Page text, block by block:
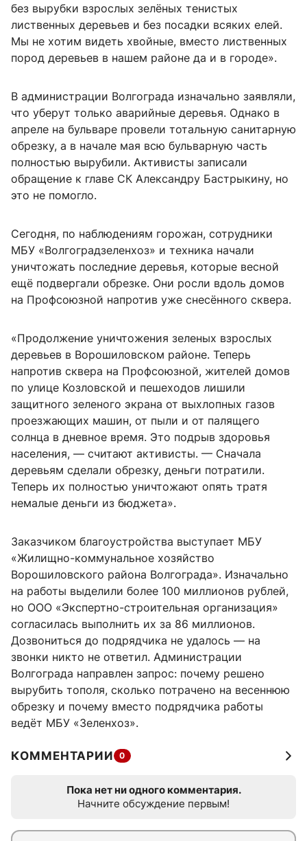
без вырубки взрослых зелёных тенистых
лиственных деревьев и без посадки всяких елей.
Мы не хотим видеть хвойные, вместо лиственных
пород деревьев в нашем районе да и в городе».
В администрации Волгограда изначально заявляли,
что уберут только аварийные деревья. Однако в
апреле на бульваре провели тотальную санитарную
обрезку, а в начале мая всю бульварную часть
полностью вырубили. Активисты записали
обращение к главе СК Александру Бастрыкину, но
это не помогло.
Сегодня, по наблюдениям горожан, сотрудники
МБУ «Волгоградзеленхоз» и техника начали
уничтожать последние деревья, которые весной
ещё подвергали обрезке. Они росли вдоль домов
на Профсоюзной напротив уже снесённого сквера.
«Продолжение уничтожения зеленых взрослых
деревьев в Ворошиловском районе. Теперь
напротив сквера на Профсоюзной, жителей домов
по улице Козловской и пешеходов лишили
защитного зеленого экрана от выхлопных газов
проезжающих машин, от пыли и от палящего
солнца в дневное время. Это подрыв здоровья
населения, — считают активисты. — Сначала
деревьям сделали обрезку, деньги потратили.
Теперь их полностью уничтожают опять тратя
немалые деньги из бюджета».
Заказчиком благоустройства выступает МБУ
«Жилищно-коммунальное хозяйство
Ворошиловского района Волгограда». Изначально
на работы выделили более 100 миллионов рублей,
но ООО «Экспертно-строительная организация»
согласилась выполнить их за 86 миллионов.
Дозвониться до подрядчика не удалось — на
звонки никто не ответил. Администрации
Волгограда направлен запрос: почему решено
вырубить тополя, сколько потрачено на весеннюю
обрезку и почему вместо подрядчика работы
ведёт МБУ «Зеленхоз».
КОММЕНТАРИИ 0
Пока нет ни одного комментария.
Начните обсуждение первым!